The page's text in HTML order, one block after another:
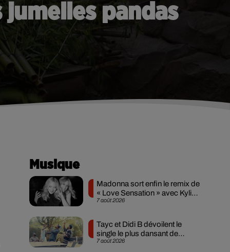
pandas
Musique
7 août 2026
Madonna sort enfin le remix de
« Love Sensation » avec Kylie
Minogue
7 août 2026
Tayc et Didi B dévoilent le
single le plus dansant de
l’année